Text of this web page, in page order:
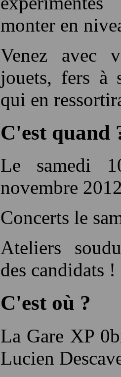
monter en
Venez avec
jouets, fers à
qui en
C'est quand
Le samedi
novembre
Concerts le
Ateliers
des candidats !
C'est où ?
La Gare XP
Lucien